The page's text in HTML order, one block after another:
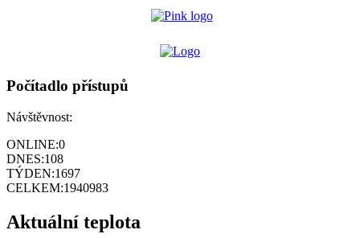
Počítadlo přístupů
Návštěvnost:
ONLINE:0
DNES:108
TÝDEN:1697
CELKEM:1940983
Aktuální teplota